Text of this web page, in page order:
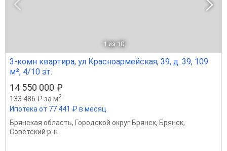
1 из 10
3-комн квартира, ул Красноармейская, 39, д. 39, 109
м², 4/10 эт.
14 550 000 ₽
133 486 ₽ за м2
Ипотека от 77 441 ₽ в месяц
Брянская область, Городской округ Брянск, Брянск,
Советский р-н